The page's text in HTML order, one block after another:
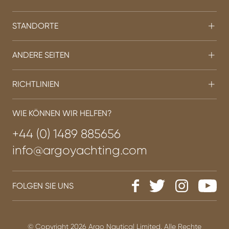
STANDORTE
ANDERE SEITEN
RICHTLINIEN
WIE KÖNNEN WIR HELFEN?
+44 (0) 1489 885656
info@argoyachting.com
FOLGEN SIE UNS
© Copyright 2026 Argo Nautical Limited. Alle Rechte